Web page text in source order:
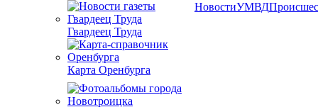
Гвардеец Труда
Карта Оренбурга
НовостиУМВД